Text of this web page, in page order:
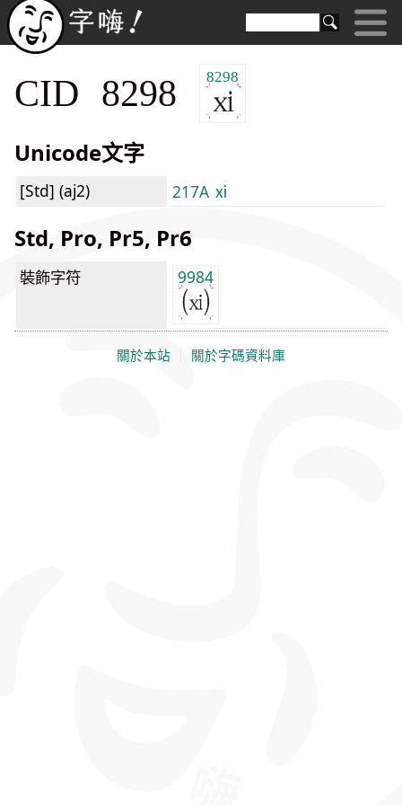
CID 8298 8298
Unicode文字
[Std] (aj2) 217A ⅺ
Std, Pro, Pr5, Pr6
裝飾字符 9984
關於本站 關於字碼資料庫